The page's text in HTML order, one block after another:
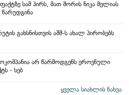
სამ პირს, მათ შორის ნიკა მელიას
გახსნისთვის აშშ-ს ახალ პირობებს
არ წარმოდგენს ეროვნული
- სებ
ყველა სიახლის ნახვა